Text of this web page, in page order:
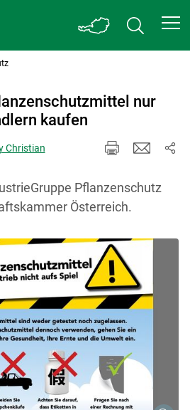
nur
kaufen
Christian
Pflanzenschutz
Österreich.